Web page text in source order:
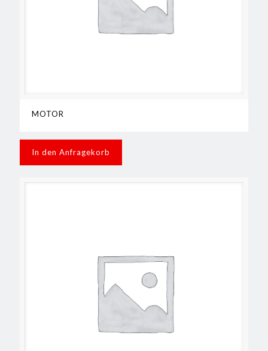
MOTOR
In den Anfragekorb